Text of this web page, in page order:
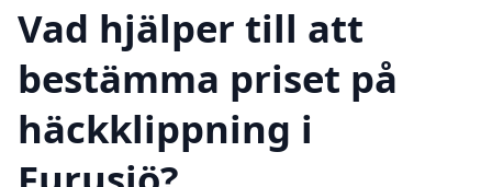
Vad hjälper till att
bestämma priset på
häckklippning i